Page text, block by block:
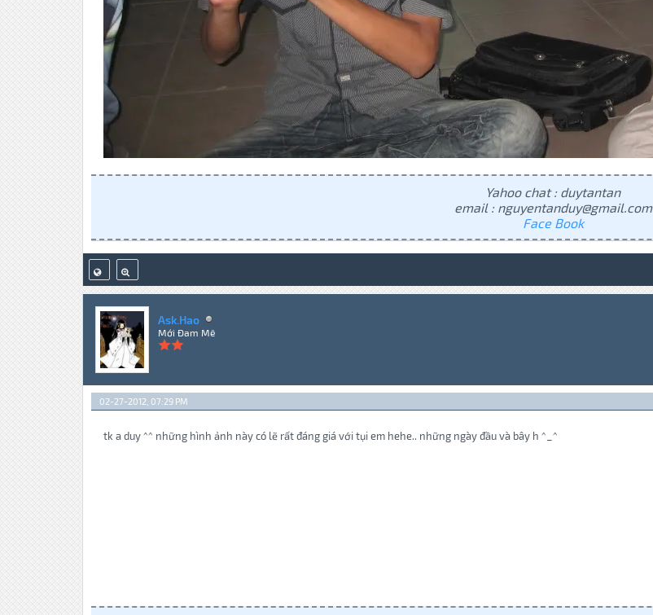
Yahoo chat : duytantan
email : nguyentanduy@gmail.com
Face Book
Ask.Hao
Mới Đam Mê
02-27-2012, 07:29 PM
tk a duy ^^ những hình ảnh này có lẽ rất đáng giá với tụi em hehe.. những ngày đầu và bây h ^_^